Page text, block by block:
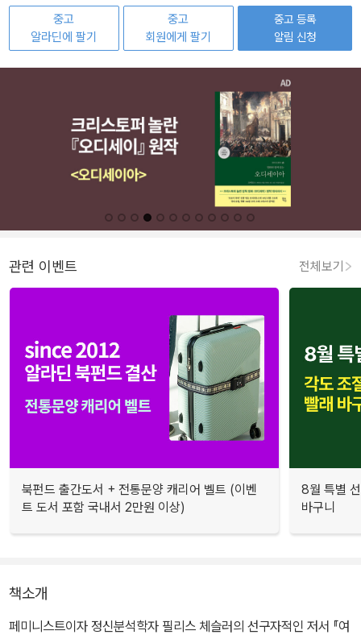
중고
알라딘에 팔기
중고
회원에게 팔기
중고 등록
알림 신청
관련 이벤트 전체보기
북펀드 출간도서 + 전통문양 캐리어 벨트 (이벤
트 도서 포함 국내서 2만원 이상)
8월 특별
바구니
책소개
페미니스트이자 정신분석학자 필리스 체슬러의 선구자적인 저서 『여